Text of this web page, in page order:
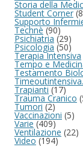
Storia della
Student Corner
Supporto
Technè(90)
Psichiatria (29)
Psicologia (50)
Terapia Intensiva
Tempo e
Testamento
Trapianti(17)
Trauma Cranico
Tumori(2)
Vaccinazioni (5)
Varie(409)
Ventilazione (22)
Video(194)